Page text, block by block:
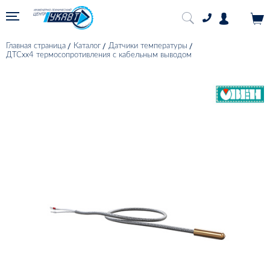
Главная страница Каталог
Датчики температуры
ДТСхх4 термосопротивления с кабельным выводом